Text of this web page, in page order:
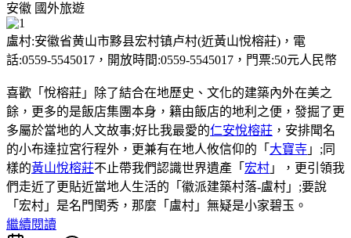
安徽 國外旅遊
盧村:安徽省黄山市黟县宏村镇卢村(近黃山悅榕莊)，電
話:0559-5545017，開放時間:0559-5545017，門票:50元人民幣
喜歡「悅榕莊」除了結合在地歷史、文化的建築內外在美之
餘，更多的是飯店集團本身，籍由飯店的地利之便，發掘了更
多屬於當地的人文故事;好比我最愛的仁安悅榕莊 ，安排聞名
的小布達拉宮行程外，更兼有在地人攸信仰的「 大寶寺 」;同
樣的黃山悅榕莊不止帶我們認識世界遺產「 宏村 」，更引領我
們走近了更貼近當地人生活的「徽派建築村落-盧村」;要說
「宏村」是名門閏秀，那麼「盧村」無疑是小家碧玉。
繼續閱讀